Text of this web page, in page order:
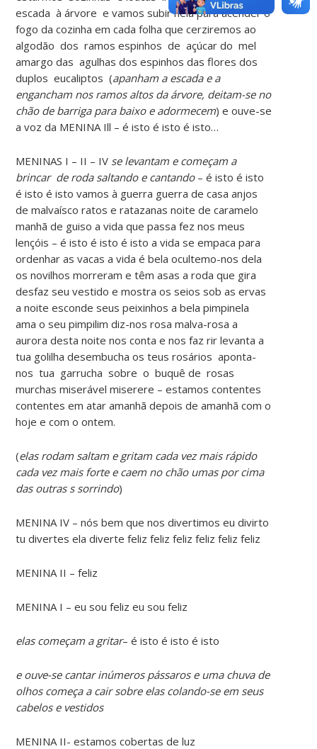
escada à árvore e vamos subir nela para acender o
fogo da cozinha em cada folha que cerziremos ao
algodão dos ramos espinhos de açúcar do mel
amargo das agulhas dos espinhos das flores dos
duplos eucaliptos (apanham a escada e a
engancham nos ramos altos da árvore, deitam-se no
chão de barriga para baixo e adormecem) e ouve-se
a voz da MENINA Ill – é isto é isto é isto…
MENINAS I – II – IV se levantam e começam a
brincar de roda saltando e cantando– é isto é isto
é isto é isto vamos à guerra guerra de casa anjos
de malvaísco ratos e ratazanas noite de caramelo
manhã de guiso a vida que passa fez nos meus
lençóis – é isto é isto é isto a vida se empaca para
ordenhar as vacas a vida é bela ocultemo-nos dela
os novilhos morreram e têm asas a roda que gira
desfaz seu vestido e mostra os seios sob as ervas
a noite esconde seus peixinhos a bela pimpinela
ama o seu pimpilim diz-nos rosa malva-rosa a
aurora desta noite nos conta e nos faz rir levanta a
tua golilha desembucha os teus rosários aponta-
nos tua garrucha sobre o buquê de rosas
murchas miserável miserere – estamos contentes
contentes em atar amanhã depois de amanhã com o
hoje e com o ontem.
(elas rodam saltam e gritam cada vez mais rápido
cada vez mais forte e caem no chão umas por cima
das outras s sorrindo)
MENINA IV – nós bem que nos divertimos eu divirto
tu divertes ela diverte feliz feliz feliz feliz feliz feliz
MENINA II – feliz
MENINA I – eu sou feliz eu sou feliz
elas começam a gritar– é isto é isto é isto
e ouve-se cantar inúmeros pássaros e uma chuva de
olhos começa a cair sobre elas colando-se em seus
cabelos e vestidos
MENINA II- estamos cobertas de luz